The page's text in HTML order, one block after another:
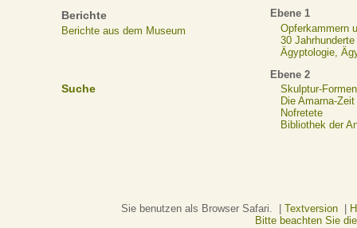
Berichte
Berichte aus dem Museum
Suche
Ebene 1
Opferkammern
30
Ägyptologie,
Ebene 2
Skulptur-Formen
Die Amarna-Zeit
Nofretete
Bibliothek der
Sie benutzen als Browser Safari. | Textversion|
Bitte beachten Sie